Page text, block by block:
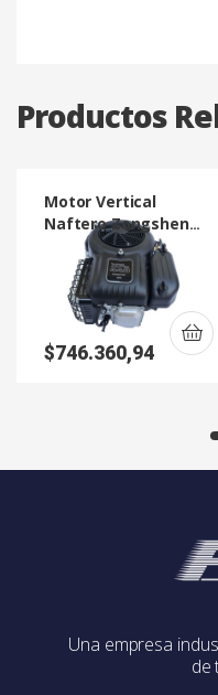
Productos
Motor Vertical
Naftero Zongshen®
XP 440 16 HP Uso
Minitractor
$746.360,94
Una empresa
de